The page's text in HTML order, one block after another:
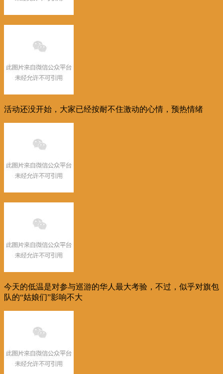
活动还没开始，大家已经按耐不住激动的心情，预热情绪
今天的低温是对参与巡游的华人最大考验，不过，似乎对旗包
队的“姑娘们”影响不大